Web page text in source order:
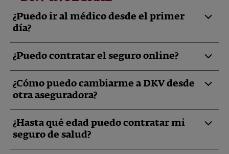
¿Puedo ir al médico desde el primer
día?
¿Puedo contratar el seguro online?
¿Cómo puedo cambiarme a DKV desde
otra aseguradora?
¿Hasta qué edad puedo contratar mi
seguro de salud?